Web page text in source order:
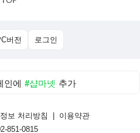
버전 로그인
인에 #샵마넷 추가
보 처리방침
이용약관
851-0815